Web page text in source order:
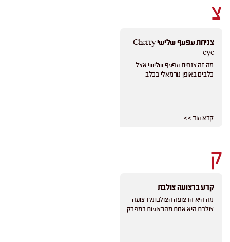
צ
צניחת עפעף שלישי Cherry
eye
מה זה צנחית עפעף שלישי אצל
כלבים באופן נורמאלי בכלב
קרא עוד > >
ק
קרע ברצועה צולבת
מה היא הרצועה הצולבת? רצועה
צולבת היא אחת מהרצועות במפרק